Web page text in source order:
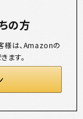
の方
様は、Amazonの
ます。